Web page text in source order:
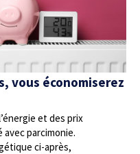
vous économiserez
et des prix
parcimonie.
ci-après,